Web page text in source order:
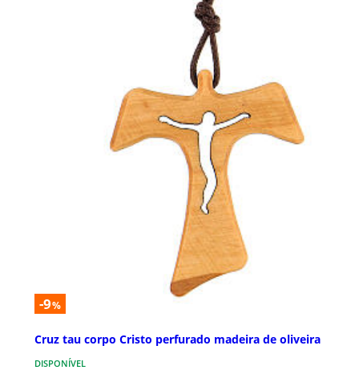
-9%
Cruz tau corpo Cristo perfurado madeira de oliveira
DISPONÍVEL